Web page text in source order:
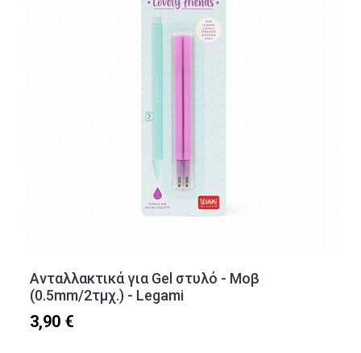
Ανταλλακτικά για Gel στυλό - Μοβ
(0.5mm/2τμχ.) - Legami
3,90 €